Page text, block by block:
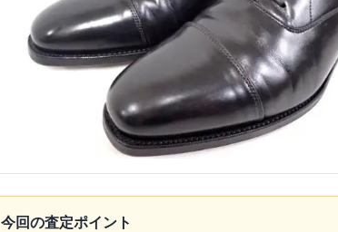
今回の査定ポイント